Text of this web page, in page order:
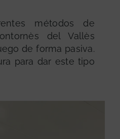
métodos de
del Vallès
de forma pasiva.
para dar este tipo